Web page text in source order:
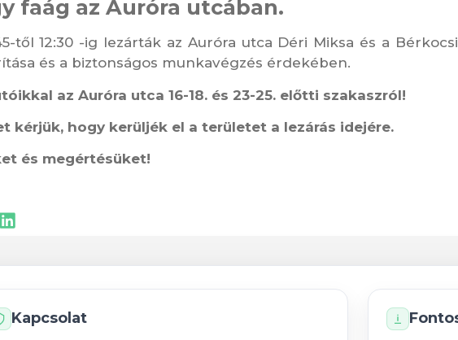
faág az Auróra utcában.
től 12:30 -ig lezárták az Auróra utca Déri Miksa és a
és a biztonságos munkavégzés érdekében.
az Auróra utca 16-18. és 23-25. előtti szakaszról!
kérjük, hogy kerüljék el a területet a lezárás idejére.
és megértésüket!
Kapcsolat